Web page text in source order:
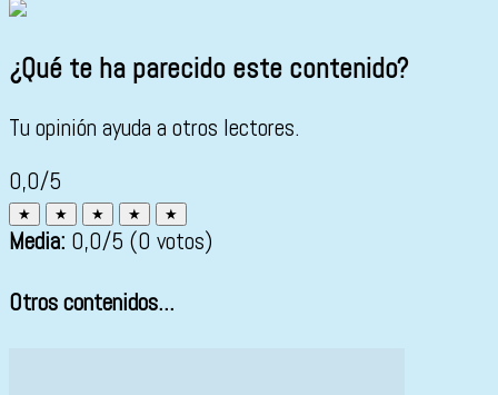
¿Qué te ha parecido este contenido?
Tu opinión ayuda a otros lectores.
0,0/5
★ ★ ★ ★ ★
Media: 0,0/5 (0 votos)
Otros contenidos...